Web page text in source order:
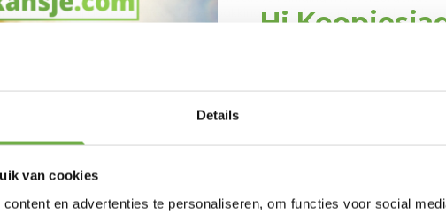
Details
van cookies
en advertenties te personaliseren, om functies voor social
Dankzij de royale voordeelverpakking heb je bovendien altijd
Hi
Bij 2dekansje.com